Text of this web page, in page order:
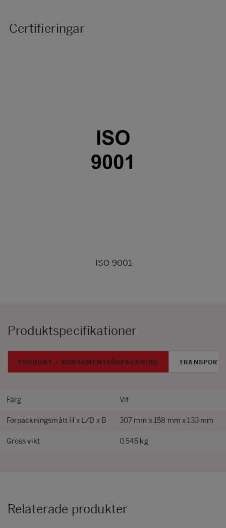
Certifieringar
ISO 9001
Produktspecifikationer
PRODUKT / KONSUMENTFÖRPACKNING
Färg Vit
Förpackningsmått H x L/D x B 307 mm x 158 mm x 133 mm
Gross vikt 0.545 kg
Relaterade produkter